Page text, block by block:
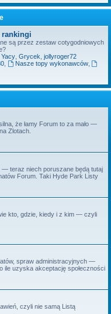
rankingi
są przez zestaw cotygodniowych
Yacy Grycek jollyroger72
, Nasze topy wykonawców,
że łamy Forum to za mało —
Zlotach.
— teraz niech poruszane będą tutaj
Forum. Taki Hyde Park Listy
kto, gdzie, kiedy i z kim — czyli
spraw administracyjnych —
ile uzyska akceptację społeczności
czyli nie samą Listą